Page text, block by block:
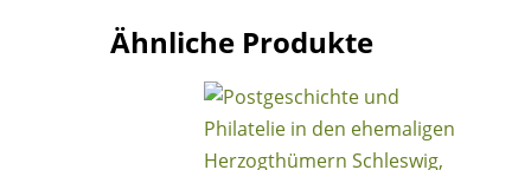
Ähnliche Produkte